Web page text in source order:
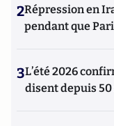
2Répression en
pendant que
3L’été 2026
disent depuis 50